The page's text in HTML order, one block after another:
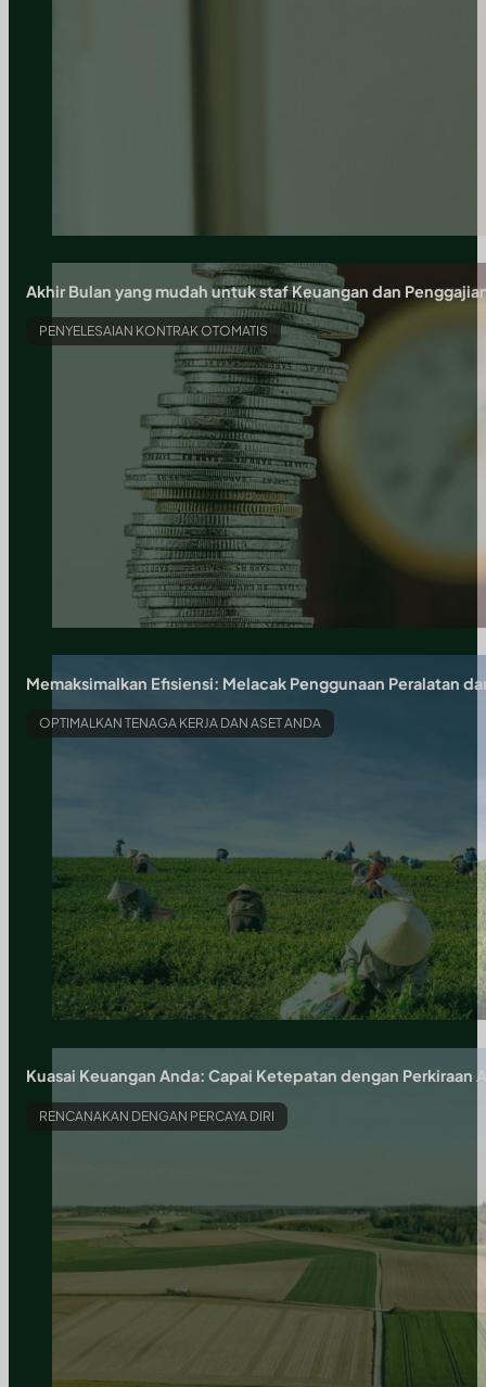
Akhir Bulan yang mudah untuk staf Keuangan dan
PENYELESAIAN KONTRAK OTOMATIS
Memaksimalkan Efisiensi: Melacak Penggunaan Peralatan
OPTIMALKAN TENAGA KERJA DAN ASET ANDA
Kuasai Keuangan Anda: Capai Ketepatan dengan Perkiraan
RENCANAKAN DENGAN PERCAYA DIRI